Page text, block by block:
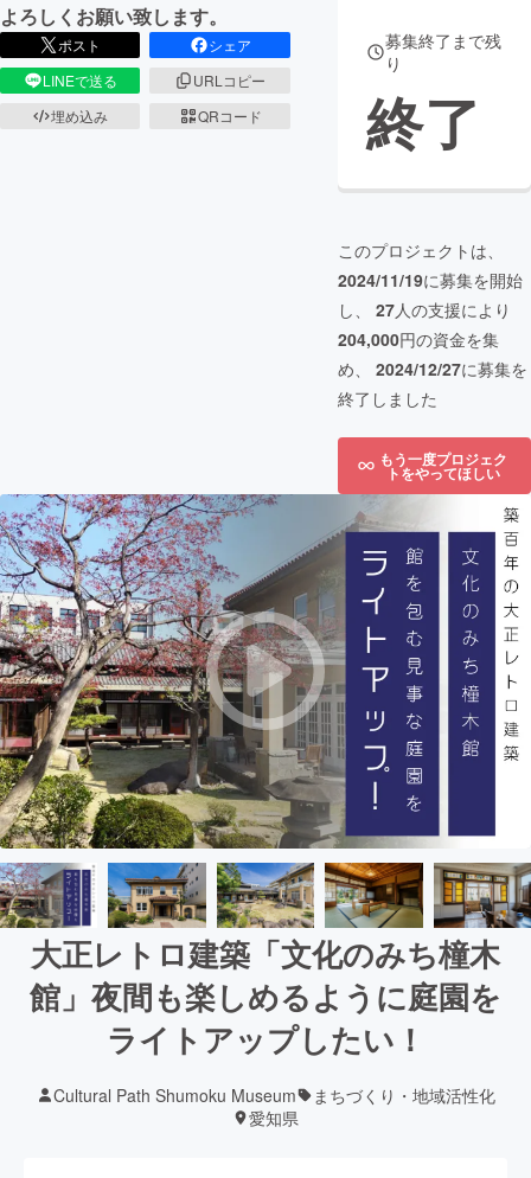
よろしくお願い致します。
ポスト
シェア
LINEで送る
URLコピー
埋め込み
QRコード
募集終了まで残
り
終了
このプロジェクトは、
2024/11/19に募集を開始
し、 27人の支援により
204,000円の資金を集
め、 2024/12/27に募集を
終了しました
もう一度プロジェク
トをやってほしい
大正レトロ建築「文化のみち橦木
館」夜間も楽しめるように庭園を
ライトアップしたい！
Cultural Path Shumoku Museum
まちづくり・地域活性化
愛知県